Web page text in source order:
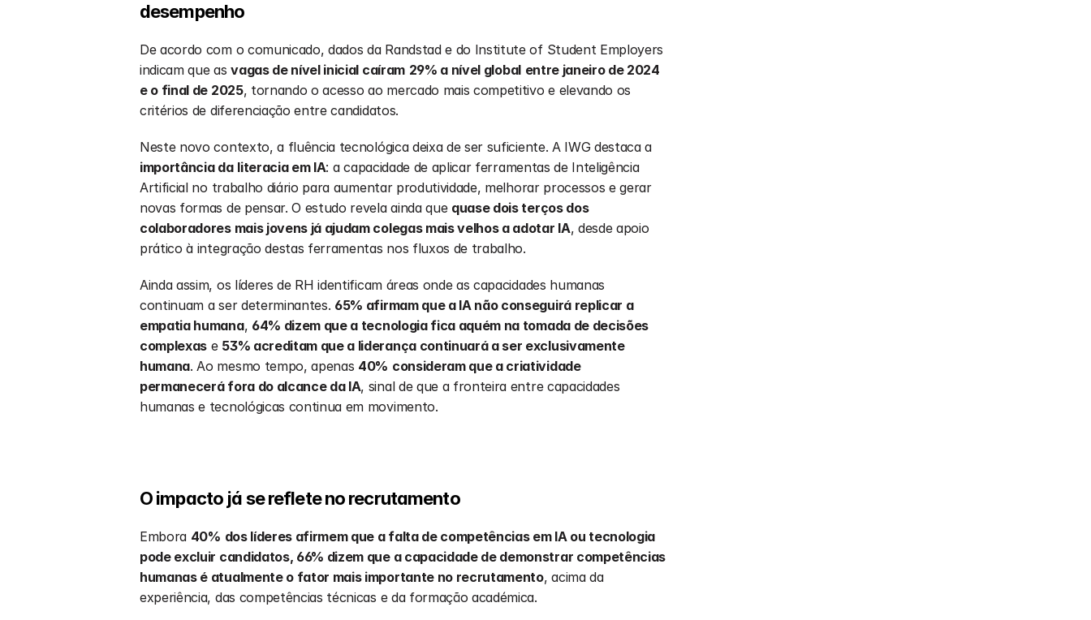
desempenho
De acordo com o comunicado, dados da Randstad e do Institute of Student Employers
indicam que as vagas de nível inicial caíram 29% a nível global entre janeiro de 2024
e o final de 2025, tornando o acesso ao mercado mais competitivo e elevando os
critérios de diferenciação entre candidatos.
importância da literacia em IA: a capacidade de aplicar ferramentas de Inteligência
Artificial no trabalho diário para aumentar produtividade, melhorar processos e gerar
novas formas de pensar. O estudo revela ainda que quase dois terços dos
colaboradores mais jovens já ajudam colegas mais velhos a adotar IA, desde apoio
prático à integração destas ferramentas nos fluxos de trabalho.
Ainda assim, os líderes de RH identificam áreas onde as capacidades humanas
continuam a ser determinantes. 65% afirmam que a IA não conseguirá replicar a
empatia humana, 64% dizem que a tecnologia fica aquém na tomada de decisões
complexas e 53% acreditam que a liderança continuará a ser exclusivamente
humana. Ao mesmo tempo, apenas 40% consideram que a criatividade
permanecerá fora do alcance da IA, sinal de que a fronteira entre capacidades
humanas e tecnológicas continua em movimento.
O impacto já se reflete no recrutamento
Embora 40% dos líderes afirmem que a falta de competências em IA ou tecnologia
pode excluir candidatos, 66% dizem que a capacidade de demonstrar competências
humanas é atualmente o fator mais importante no recrutamento, acima da
experiência, das competências técnicas e da formação académica.